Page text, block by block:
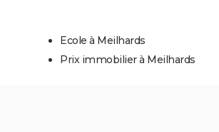
Ecole à Meilhards
Prix immobilier à Meilhards